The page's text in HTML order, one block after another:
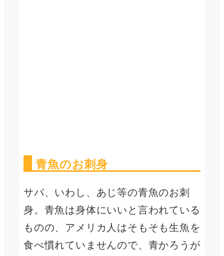
青魚のお刺身
サバ、いわし、あじ等の青魚のお刺
身。青魚は身体にいいと言われている
ものの、アメリカ人はそもそも生魚を
食べ慣れていませんので、青かろうが